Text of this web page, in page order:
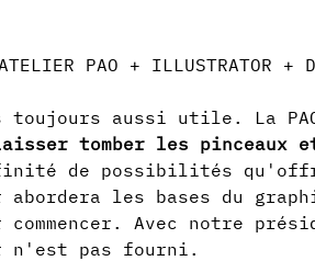
toujours aussi utile. La
tomber les pinceaux
de possibilités
abordera les bases du
Avec notre
n'est pas fourni.